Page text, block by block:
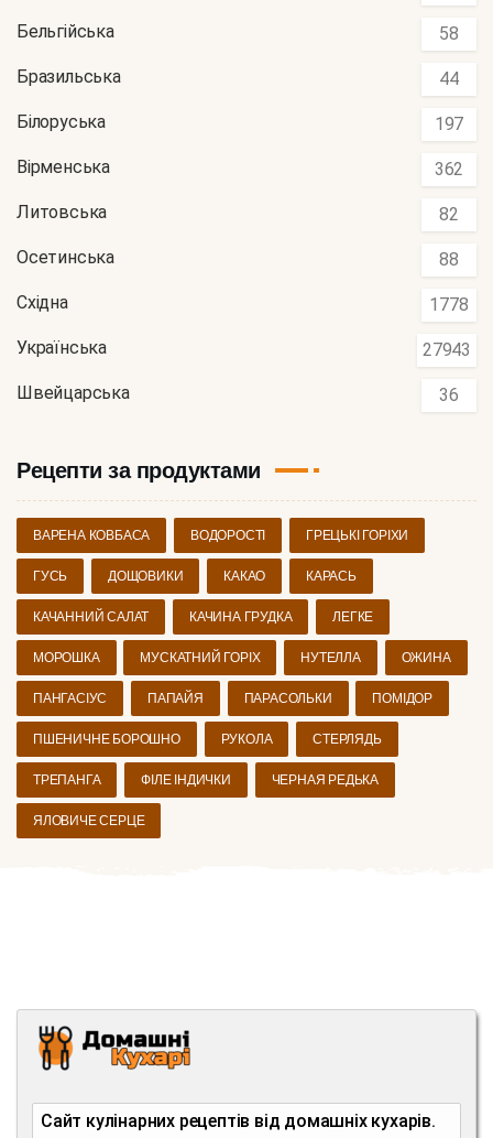
Бельгійська 58
Бразильська 44
Білоруська 197
Вірменська 362
Литовська 82
Осетинська 88
Східна 1778
Українська 27943
Швейцарська 36
Рецепти за продуктами
ВАРЕНА КОВБАСА ВОДОРОСТІ ГРЕЦЬКІ ГОРІХИ
ГУСЬ ДОЩОВИКИ КАКАО КАРАСЬ
КАЧАННИЙ САЛАТ КАЧИНА ГРУДКА ЛЕГКЕ
МОРОШКА МУСКАТНИЙ ГОРІХ НУТЕЛЛА ОЖИНА
ПАНГАСІУС ПАПАЙЯ ПАРАСОЛЬКИ ПОМІДОР
ПШЕНИЧНЕ БОРОШНО РУКОЛА СТЕРЛЯДЬ
ТРЕПАНГА ФІЛЕ ІНДИЧКИ ЧЕРНАЯ РЕДЬКА
ЯЛОВИЧЕ СЕРЦЕ
Сайт кулінарних рецептів від домашніх кухарів.